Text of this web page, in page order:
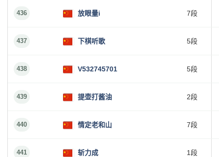
436 放眼量i 7段
437 下棋听歌 5段
438 V532745701 5段
439 提壶打酱油 2段
440 情定老和山 7段
441 斩力成 1段